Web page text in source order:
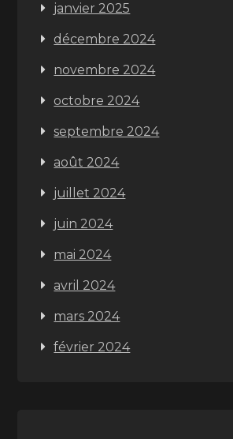
janvier 2025
décembre 2024
novembre 2024
octobre 2024
septembre 2024
août 2024
juillet 2024
juin 2024
mai 2024
avril 2024
mars 2024
février 2024